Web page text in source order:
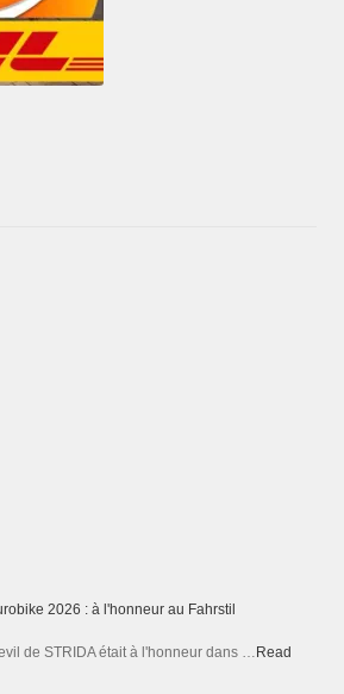
2026 : à l'honneur au Fahrstil
de STRIDA était à l'honneur dans … Read